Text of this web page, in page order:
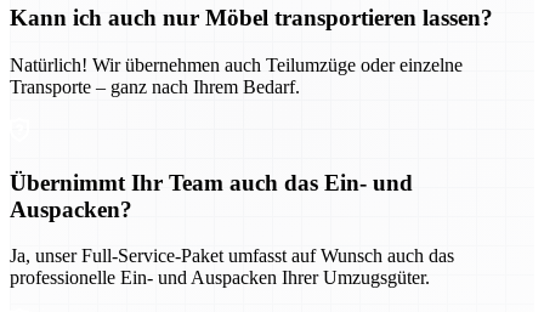
Kann ich auch nur Möbel transportieren lassen?
Natürlich! Wir übernehmen auch Teilumzüge oder einzelne
Transporte – ganz nach Ihrem Bedarf.
Übernimmt Ihr Team auch das Ein- und
Auspacken?
Ja, unser Full-Service-Paket umfasst auf Wunsch auch das
professionelle Ein- und Auspacken Ihrer Umzugsgüter.